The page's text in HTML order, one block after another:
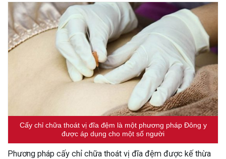
Cấy chỉ chữa thoát vị đĩa đệm là một phương pháp Đông y
được áp dụng cho một số người
Phương pháp cấy chỉ chữa thoát vị đĩa đệm được kế thừa